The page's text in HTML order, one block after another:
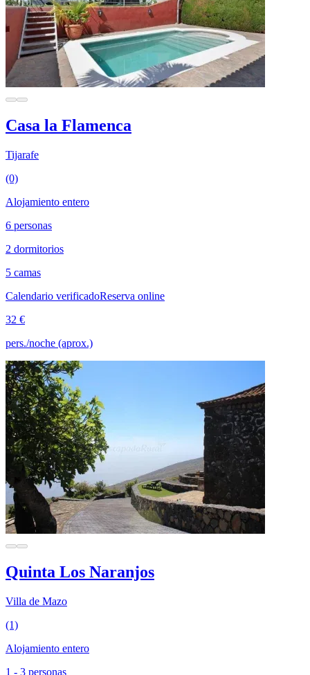
Casa la Flamenca
Tijarafe
(0)
Alojamiento entero
6 personas
2 dormitorios
5 camas
Calendario verificadoReserva online
32 €
pers./noche (aprox.)
Quinta Los Naranjos
Villa de Mazo
(1)
Alojamiento entero
1 - 3 personas